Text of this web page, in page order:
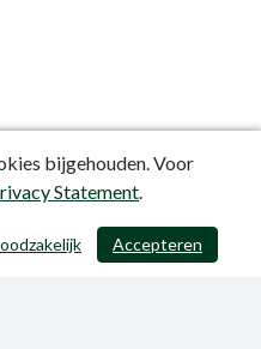
/ 403
bijgehouden. Voor
Statement.
Accepteren